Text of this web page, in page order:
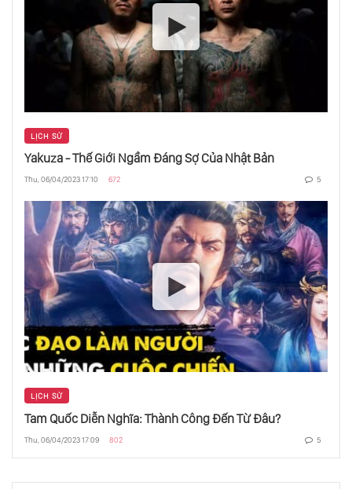
Ý Nghĩa Của Lý Thuyết Dây
Khoảnh Khắc Tồi Tệ Nhất Make Chúng Ta Là
Làm Thế Nào Để Uống Nước Bẩn
Tại Sao Bạn Nên Làm Những Thứ Vô Dụng
Lựa Chọn, Hạnh Phúc Và Nước Sốt Mì
LỊCH SỬ
Yakuza - Thế Giới Ngầm Đáng Sợ Của Nhật Bản
Thu, 06/04/2023 17:10 672 5
LỊCH SỬ
Tam Quốc Diễn Nghĩa: Thành Công Đến Từ Đâu?
Thu, 06/04/2023 17:09 802 5